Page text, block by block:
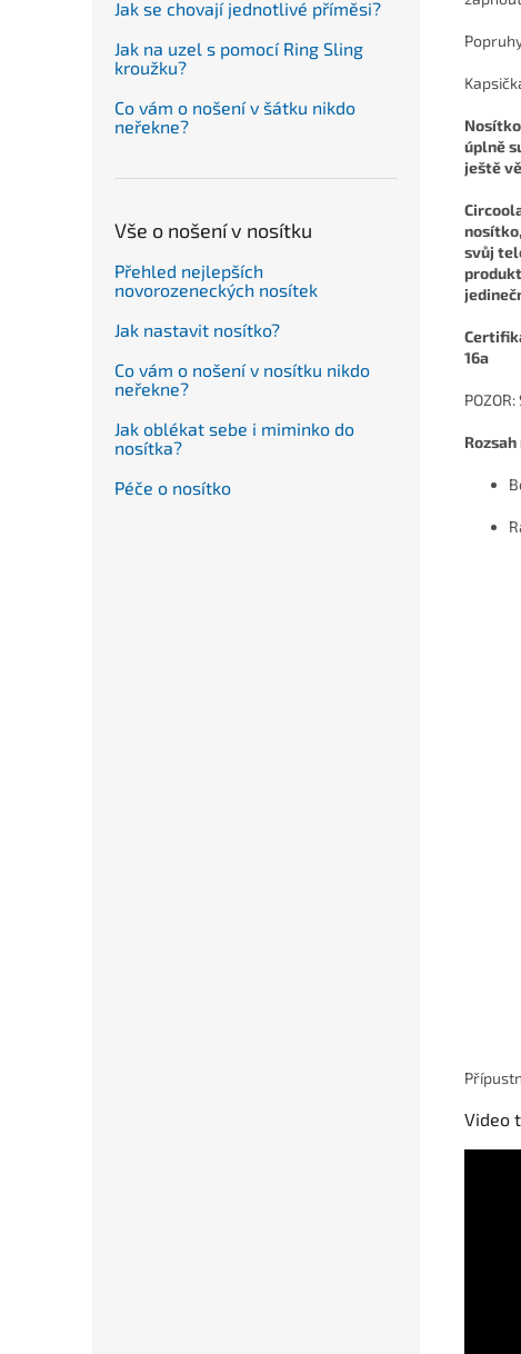
Jak se chovají jednotlivé příměsi?
Jak na uzel s pomocí Ring Sling
kroužku?
Co vám o nošení v šátku nikdo
neřekne?
Vše o nošení v nosítku
Přehled nejlepších
novorozeneckých nosítek
Jak nastavit nosítko?
Co vám o nošení v nosítku nikdo
neřekne?
Jak oblékat sebe i miminko do
nosítka?
Péče o nosítko
úplně
ještě
svůj
16a
Video